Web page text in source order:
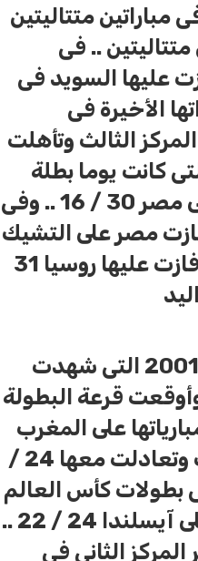
مباراتين متتاليتين
.. فى
عليها إسبانيا 27 / 20 .. ثم فازت عليها السويد فى
بمباراتها الأخيرة فى
.. واحتلت مصر المركز الثالث وتأهلت
التى كانت يوما بطلة
العالم 31 / 16 .. وفى دور الثمانية فازت كرواتيا على مصر 30 / 16 .. وفى
مصر على التشيك
25 / 21 .. ثم خسرت المباراة الثانية فى 20 مايو وفازت عليها روسيا 31
واستضافت فرنسا البطولة السابعة عشر فى يناير 2001 التى شهدت
قرعة البطولة
على المغرب
28 / 19 .. ثم لعبت مصر فى 24 يناير أمام التشيك وتعادلت معها 24 /
بطولات كأس العالم
.. ثم فازت مصر على البرتغال 23 / 19 .. ثم فازت على آيسلندا 24 / 22 ..
.. واحتلت مصر المركز الثانى فى